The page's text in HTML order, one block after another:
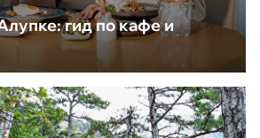
гид по кафе и